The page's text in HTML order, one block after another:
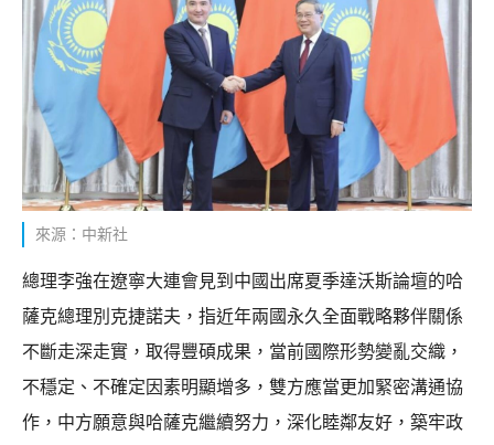
來源：中新社
總理李強在遼寧大連會見到中國出席夏季達沃斯論壇的哈
薩克總理別克捷諾夫，指近年兩國永久全面戰略夥伴關係
不斷走深走實，取得豐碩成果，當前國際形勢變亂交織，
不穩定、不確定因素明顯增多，雙方應當更加緊密溝通協
作，中方願意與哈薩克繼續努力，深化睦鄰友好，築牢政